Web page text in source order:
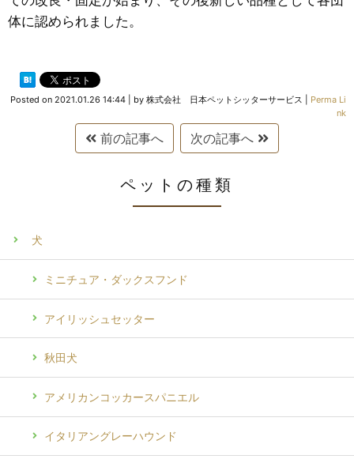
体に認められました。
Posted on 2021.01.26 14:44 by 株式会社 日本ペットシッターサービス
Perma Li
nk
前の記事へ 次の記事へ
ペットの種類
犬
ミニチュア・ダックスフンド
アイリッシュセッター
秋田犬
アメリカンコッカースパニエル
イタリアングレーハウンド